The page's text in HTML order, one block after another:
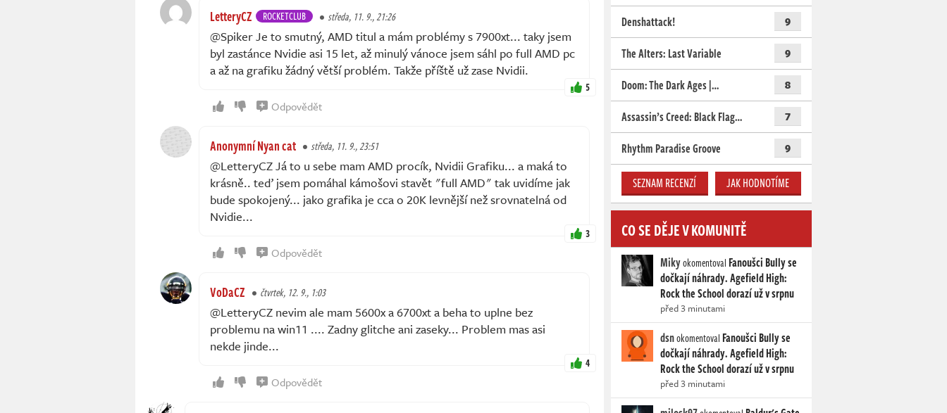
LetteryCZ ROCKETCLUB středa, 11. 9., 21:26
@Spiker Je to smutný, AMD titul a mám problémy s 7900xt... taky jsem
byl zastánce Nvidie asi 15 let, až minulý vánoce jsem sáhl po full AMD pc
a až na grafiku žádný větší problém. Takže příště už zase Nvidii.
5
Odpovědět
Anonymní Nyan cat středa, 11. 9., 23:51
@LetteryCZ Já to u sebe mam AMD procík, Nvidii Grafiku... a maká to
krásně.. teď jsem pomáhal kámošovi stavět "full AMD" tak uvidíme jak
bude spokojený... jako grafika je cca o 20K levnější než srovnatelná od
Nvidie...
3
Odpovědět
VoDaCZ čtvrtek, 12. 9., 1:03
@LetteryCZ nevim ale mam 5600x a 6700xt a beha to uplne bez
problemu na win11 .... Zadny glitche ani zaseky... Problem mas asi
nekde jinde...
4
Odpovědět
Denshattack! 9
The Alters: Last Variable 9
Doom: The Dark Ages |… 8
Assassin’s Creed: Black Flag… 7
Rhythm Paradise Groove 9
SEZNAM RECENZÍ JAK HODNOTÍME
CO SE DĚJE V KOMUNITĚ
Mikyokomentoval Fanoušci Bully se
dočkají náhrady. Agefield High:
Rock the School dorazí už v srpnu
před 3 minutami
dsnokomentoval Fanoušci Bully se
dočkají náhrady. Agefield High:
Rock the School dorazí už v srpnu
před 3 minutami